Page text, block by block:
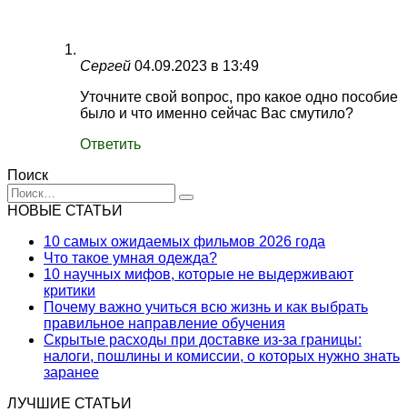
Сергей 04.09.2023 в 13:49
Уточните свой вопрос, про какое одно пособие
было и что именно сейчас Вас смутило?
Ответить
Поиск
Search
for:
НОВЫЕ СТАТЬИ
10 самых ожидаемых фильмов 2026 года
Что такое умная одежда?
10 научных мифов, которые не выдерживают
критики
Почему важно учиться всю жизнь и как выбрать
правильное направление обучения
Скрытые расходы при доставке из-за границы:
налоги, пошлины и комиссии, о которых нужно знать
заранее
ЛУЧШИЕ СТАТЬИ